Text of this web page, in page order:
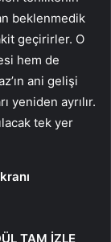
beklenmedik
geçirirler. O
hem de
ani gelişi
yeniden ayrılır.
tek yer
TAM İZLE